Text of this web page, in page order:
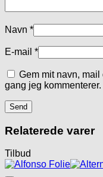
Navn *
E-mail *
Gem mit navn,
gang jeg kommenterer.
Relaterede varer
Tilbud